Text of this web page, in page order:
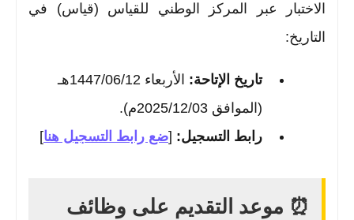
الاختبار عبر المركز الوطني للقياس (قياس) في
التاريخ:
تاريخ الإتاحة:
الأربعاء 1447/06/12هـ
(الموافق 2025/12/03م).
رابط التسجيل: [ضع رابط التسجيل هنا]
⏰ موعد التقديم على وظائف